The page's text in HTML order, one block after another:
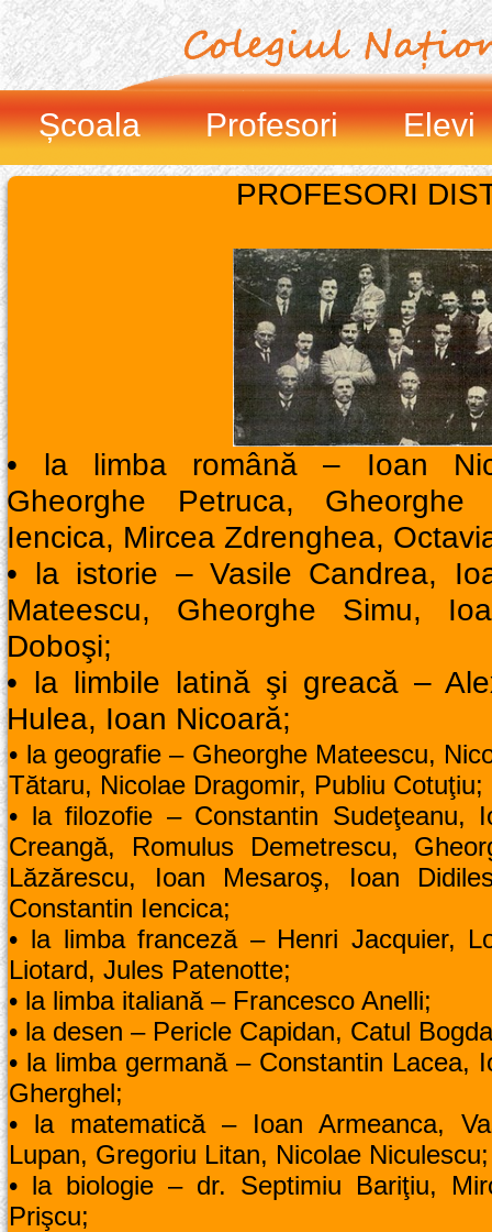
Școala Profesori Elevi
PROFESORI
• la limba română – Ioan
Gheorghe Petruca, Gheorghe
Iencica, Mircea Zdrenghea,
• la istorie – Vasile Candrea,
Mateescu, Gheorghe Simu,
Doboşi;
• la limbile latină şi greacă –
Hulea, Ioan Nicoară;
• la geografie – Gheorghe Mateescu,
Tătaru, Nicolae Dragomir, Publiu Cotuţiu;
• la filozofie – Constantin Sudeţeanu,
Creangă, Romulus Demetrescu,
Lăzărescu, Ioan Mesaroş, Ioan
Constantin Iencica;
• la limba franceză – Henri Jacquier,
Liotard, Jules Patenotte;
• la limba italiană – Francesco Anelli;
• la desen – Pericle Capidan, Catul
• la limba germană – Constantin Lacea,
Gherghel;
• la matematică – Ioan Armeanca,
Lupan, Gregoriu Litan, Nicolae Niculescu;
• la biologie – dr. Septimiu Bariţiu,
Prişcu;